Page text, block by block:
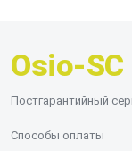
Osio-SC
Постгарантийный
Способы оплаты